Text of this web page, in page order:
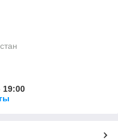
19:00